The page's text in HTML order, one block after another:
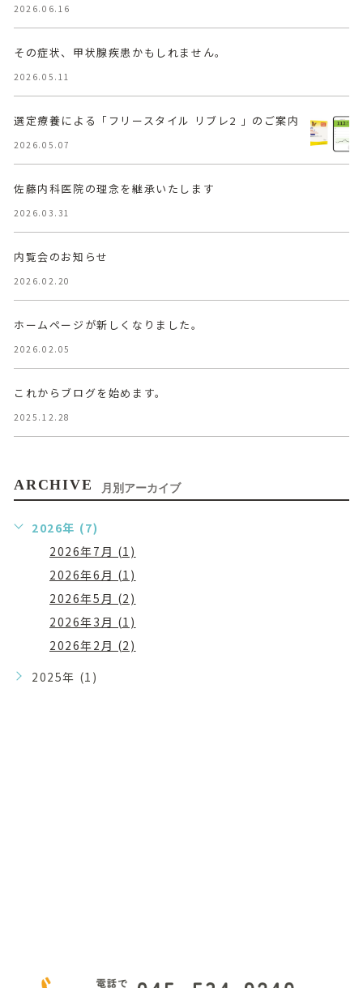
2026.06.16
その症状、甲状腺疾患かもしれません。
2026.05.11
選定療養による「フリースタイル リブレ2 」のご案内
2026.05.07
佐藤内科医院の理念を継承いたします
2026.03.31
内覧会のお知らせ
2026.02.20
ホームページが新しくなりました。
2026.02.05
これからブログを始めます。
2025.12.28
ARCHIVE 月別アーカイブ
2026年 (7)
2026年7月 (1)
2026年6月 (1)
2026年5月 (2)
2026年3月 (1)
2026年2月 (2)
2025年 (1)